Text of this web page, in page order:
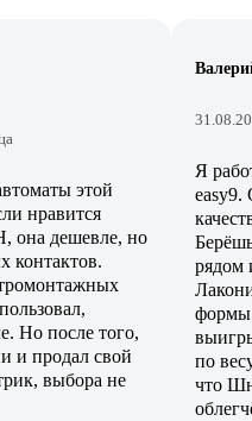
этой
нравится
она дешевле, но
контактов.
Но после того,
и продал свой
выбора не
Я
easy9.
рядом
формы
по
что